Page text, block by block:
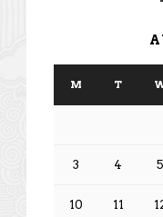
M T
3 4 5
10 11